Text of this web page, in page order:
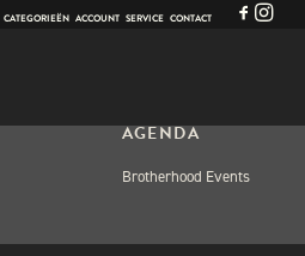
CATEGORIEËN ACCOUNT SERVICE CONTACT
AGENDA
Brotherhood Events